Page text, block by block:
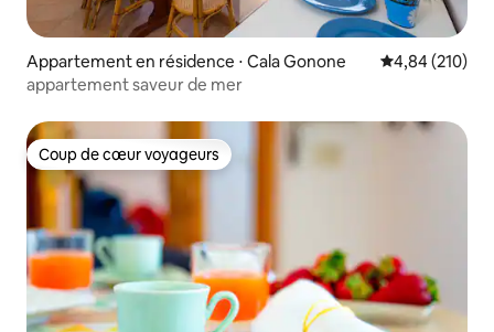
Appartement en résidence ⋅ Cala Gonone Évaluation
4,84 (210)
appartement saveur de mer
Coup de cœur voyageurs
Coup de cœur voyageurs